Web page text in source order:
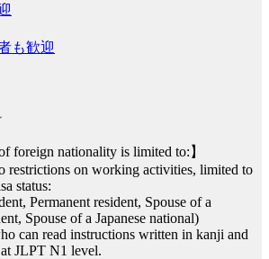
も歓迎
foreign nationality is limited to:】
restrictions on working activities, limited to
status:
Permanent resident, Spouse of a
Spouse of a Japanese national)
can read instructions written in kanji and
at JLPT N1 level.